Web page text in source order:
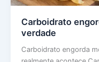
Carboidrato
verdade
Carboidrato engorda